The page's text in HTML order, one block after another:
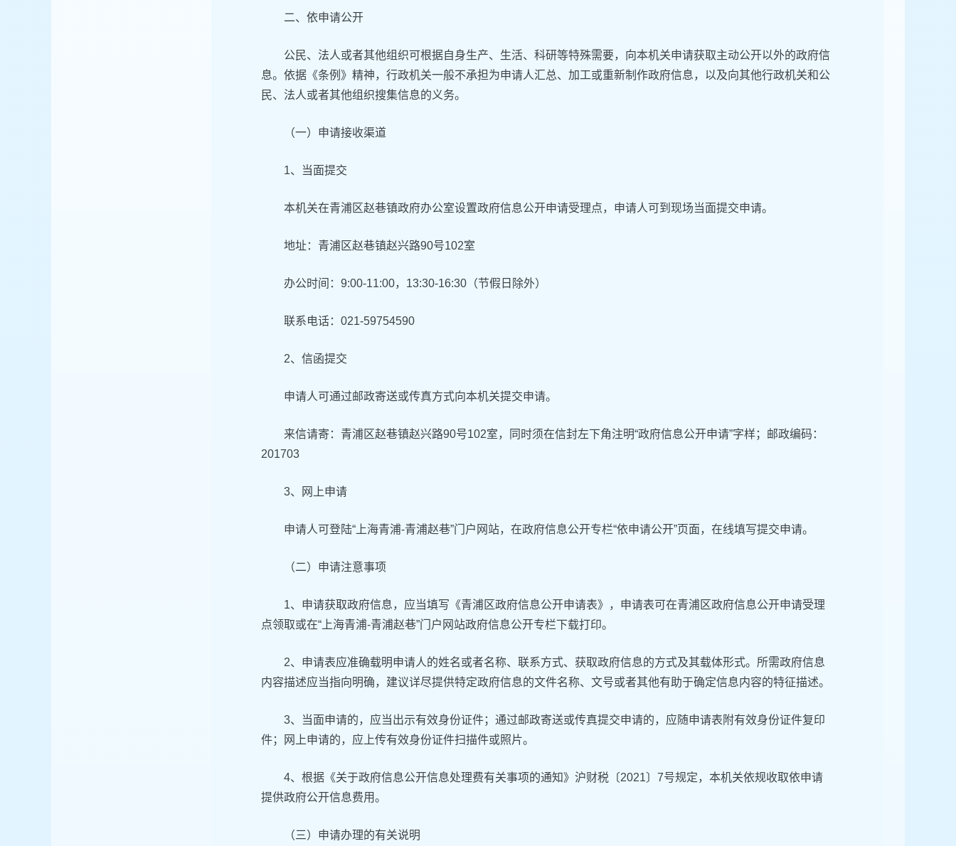
二、依申请公开
公民、法人或者其他组织可根据自身生产、生活、科研等特殊需要，向本机关申请获取主动公开以外的政府信
息。依据《条例》精神，行政机关一般不承担为申请人汇总、加工或重新制作政府信息，以及向其他行政机关和公
民、法人或者其他组织搜集信息的义务。
（一）申请接收渠道
1、当面提交
本机关在青浦区赵巷镇政府办公室设置政府信息公开申请受理点，申请人可到现场当面提交申请。
地址：青浦区赵巷镇赵兴路90号102室
办公时间：9:00-11:00，13:30-16:30（节假日除外）
联系电话：021-59754590
2、信函提交
申请人可通过邮政寄送或传真方式向本机关提交申请。
来信请寄：青浦区赵巷镇赵兴路90号102室，同时须在信封左下角注明“政府信息公开申请”字样；邮政编码：
201703
3、网上申请
申请人可登陆“上海青浦-青浦赵巷”门户网站，在政府信息公开专栏“依申请公开”页面，在线填写提交申请。
（二）申请注意事项
1、申请获取政府信息，应当填写《青浦区政府信息公开申请表》，申请表可在青浦区政府信息公开申请受理
点领取或在“上海青浦-青浦赵巷”门户网站政府信息公开专栏下载打印。
2、申请表应准确载明申请人的姓名或者名称、联系方式、获取政府信息的方式及其载体形式。所需政府信息
内容描述应当指向明确，建议详尽提供特定政府信息的文件名称、文号或者其他有助于确定信息内容的特征描述。
3、当面申请的，应当出示有效身份证件；通过邮政寄送或传真提交申请的，应随申请表附有效身份证件复印
件；网上申请的，应上传有效身份证件扫描件或照片。
4、根据《关于政府信息公开信息处理费有关事项的通知》沪财税〔2021〕7号规定，本机关依规收取依申请
提供政府公开信息费用。
（三）申请办理的有关说明